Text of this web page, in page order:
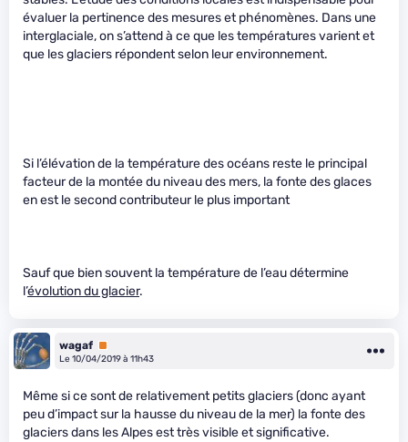
évaluer la pertinence des mesures et phénomènes. Dans une
interglaciale, on s’attend à ce que les températures varient et
que les glaciers répondent selon leur environnement.
Si l’élévation de la température des océans reste le principal
facteur de la montée du niveau des mers, la fonte des glaces
en est le second contributeur le plus important
Sauf que bien souvent la température de l’eau détermine
l’évolution du glacier.
wagaf Premium
Le 10/04/2019 à 11h43
Même si ce sont de relativement petits glaciers (donc ayant
peu d’impact sur la hausse du niveau de la mer) la fonte des
glaciers dans les Alpes est très visible et significative.